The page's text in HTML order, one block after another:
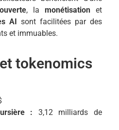
, la monétisation et
AI
sont facilitées par des
et immuables.
tokenomics
: 3,12 milliards de